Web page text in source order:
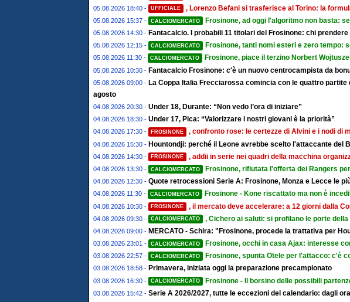
05.08.2026 18:40 - UFFICIALE , Lorenzo Befani si trasferisce al Torino: la
05.08.2026 15:37 - CALCIOMERCATO Frosinone, ad oggi l'algoritmo non basta:
05.08.2026 14:30 - Fantacalcio. I probabili 11 titolari del Frosinone: chi prendere
05.08.2026 12:15 - CALCIOMERCATO Frosinone, tanti nomi esteri e zero tempo:
05.08.2026 11:30 - CALCIOMERCATO Frosinone, piace il terzino Norbert
05.08.2026 10:30 - Fantacalcio Frosinone: c'è un nuovo centrocampista da
05.08.2026 09:00 - La Coppa Italia Frecciarossa comincia con le quattro
agosto
04.08.2026 20:30 - Under 18, Durante: “Non vedo l’ora di iniziare”
04.08.2026 18:30 - Under 17, Pica: “Valorizzare i nostri giovani è la priorità”
04.08.2026 17:30 - FROSINONE , confronto rose: le certezze di Alvini e i nodi di
04.08.2026 15:30 - Hountondji: perché il Leone avrebbe scelto l'attaccante del
04.08.2026 14:30 - FROSINONE , addii in serie nei quadri della macchina
04.08.2026 13:30 - CALCIOMERCATO Frosinone, rifiutata l'offerta dei Rangers
04.08.2026 12:30 - Quote retrocessioni Serie A: Frosinone, Monza e Lecce le
04.08.2026 11:30 - CALCIOMERCATO Frosinone - Kone riscattato ma non è
04.08.2026 10:30 - FROSINONE , il mercato deve accelerare: a 12 giorni dalla
04.08.2026 09:30 - CALCIOMERCATO , Cichero ai saluti: si profilano le porte della
04.08.2026 09:00 - MERCATO - Schira: "Frosinone, procede la trattativa per
03.08.2026 23:01 - CALCIOMERCATO Frosinone, occhi in casa Ajax: interesse
03.08.2026 22:57 - CALCIOMERCATO Frosinone, spunta Otele per l'attacco: c'è
03.08.2026 18:58 - Primavera, iniziata oggi la preparazione precampionato
03.08.2026 16:30 - CALCIOMERCATO Frosinone - Il borsino delle possibili
03.08.2026 15:42 - Serie A 2026/2027, tutte le eccezioni del calendario: dagli